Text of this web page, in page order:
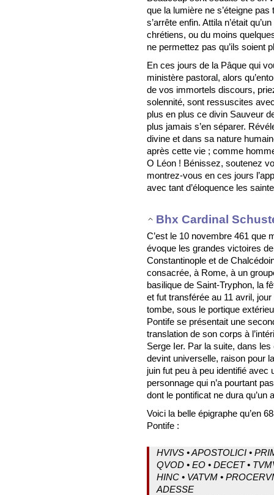
que la lumière ne s’éteigne
s’arrête enfin. Attila n’était
chrétiens, ou du moins
ne permettez pas qu’ils soient
En ces jours de la Pâque qui
ministère pastoral, alors
de vos immortels discours,
solennité, sont ressuscites
plus en plus ce divin Sauveur
plus jamais s’en séparer.
divine et dans sa nature
après cette vie ; comme
O Léon ! Bénissez, soutenez
montrez-vous en ces jours
avec tant d’éloquence les
Bhx Cardinal
C’est le 10 novembre 461 que
évoque les grandes victoires
Constantinople et de
consacrée, à Rome, à un
basilique de Saint-Tryphon, la
et fut transférée au 11 avril,
tombe, sous le portique
Pontife se présentait une
translation de son corps à
Serge Ier. Par la suite, dans
devint universelle, raison pour
juin fut peu à peu identifié
personnage qui n’a pourtant
dont le pontificat ne dura qu’un
Voici la belle épigraphe qu’en
Pontife :
HVIVS • APOSTOLICI •
QVOD • EO • DECET •
HINC • VATVM •
ADESSE